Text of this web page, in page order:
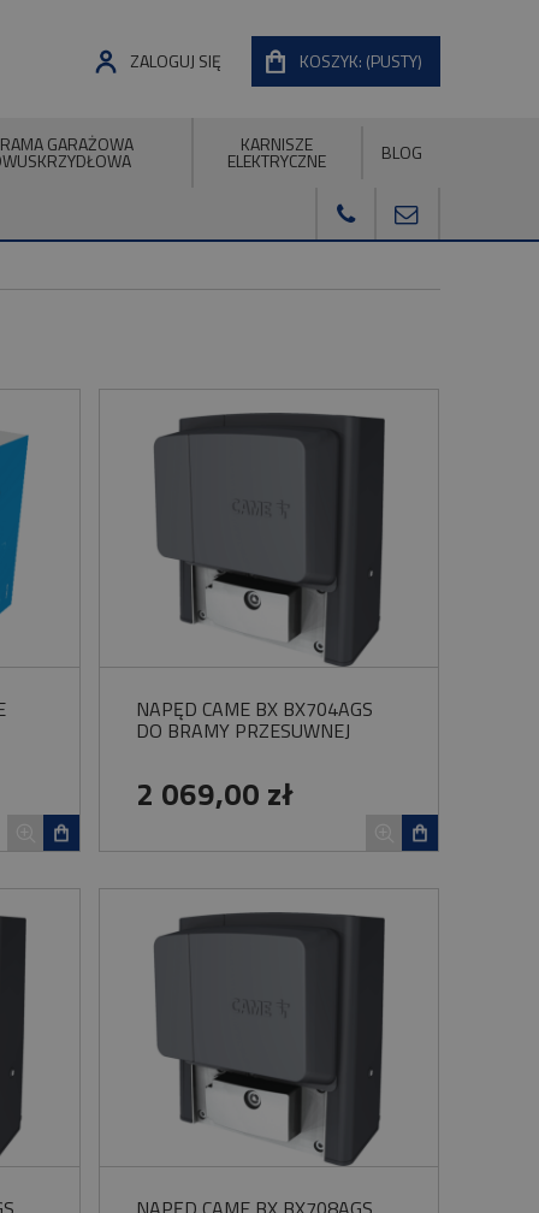
KOSZYK: (PUSTY)
ZALOGUJ SIĘ
GARAŻOWA KARNISZE
ELEKTRYCZNE BLOG
NAPĘD CAME BX BX704AGS
DO BRAMY PRZESUWNEJ
2 069,00 zł